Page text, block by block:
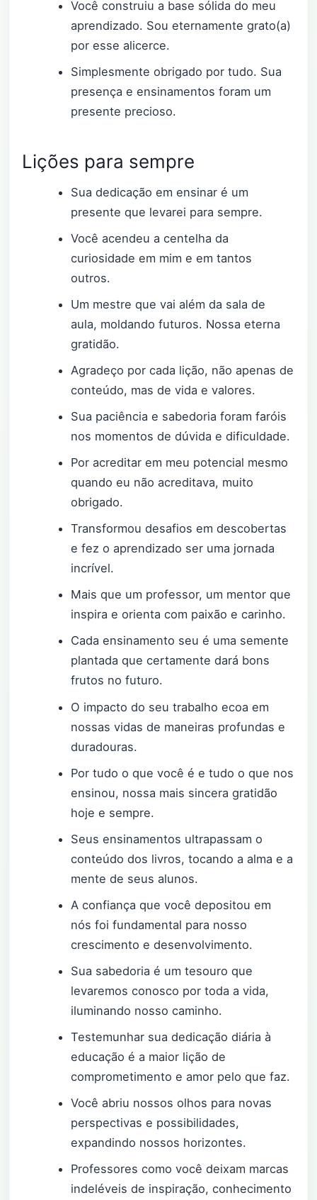
Você construiu a base sólida do meu
aprendizado. Sou eternamente grato(a)
por esse alicerce.
Simplesmente obrigado por tudo. Sua
presença e ensinamentos foram um
presente precioso.
Lições para sempre
Sua dedicação em ensinar é um
presente que levarei para sempre.
Você acendeu a centelha da
curiosidade em mim e em tantos
outros.
Um mestre que vai além da sala de
aula, moldando futuros. Nossa eterna
gratidão.
Agradeço por cada lição, não apenas de
conteúdo, mas de vida e valores.
Sua paciência e sabedoria foram faróis
nos momentos de dúvida e dificuldade.
Por acreditar em meu potencial mesmo
quando eu não acreditava, muito
obrigado.
Transformou desafios em descobertas
e fez o aprendizado ser uma jornada
incrível.
Mais que um professor, um mentor que
inspira e orienta com paixão e carinho.
Cada ensinamento seu é uma semente
plantada que certamente dará bons
frutos no futuro.
O impacto do seu trabalho ecoa em
nossas vidas de maneiras profundas e
duradouras.
Por tudo o que você é e tudo o que nos
ensinou, nossa mais sincera gratidão
hoje e sempre.
Seus ensinamentos ultrapassam o
conteúdo dos livros, tocando a alma e a
mente de seus alunos.
A confiança que você depositou em
nós foi fundamental para nosso
crescimento e desenvolvimento.
Sua sabedoria é um tesouro que
levaremos conosco por toda a vida,
iluminando nosso caminho.
Testemunhar sua dedicação diária à
educação é a maior lição de
comprometimento e amor pelo que faz.
Você abriu nossos olhos para novas
perspectivas e possibilidades,
expandindo nossos horizontes.
Professores como você deixam marcas
indeléveis de inspiração, conhecimento